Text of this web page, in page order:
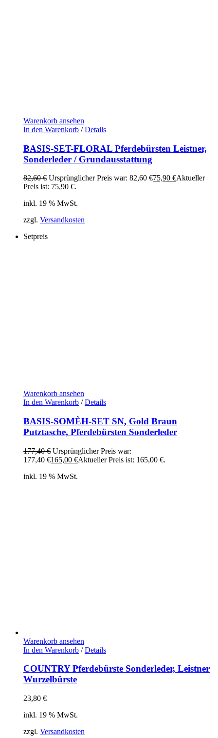
Warenkorb ansehen
In den Warenkorb / Details
BASIS-SET-FLORAL Pferdebürsten Leistner,
Sonderleder / Grundausstattung
82,60€ Ursprünglicher Preis war: 82,60 €75,90 €Aktueller
Preis ist: 75,90 €.
inkl. 19 % MwSt.
zzgl. Versandkosten
Setpreis
Warenkorb ansehen
In den Warenkorb / Details
BASIS-SOMÈH-SET SN, Gold Braun
Putztasche, Pferdebürsten Sonderleder
177,40€ Ursprünglicher Preis war:
177,40 €165,00 €Aktueller Preis ist: 165,00 €.
inkl. 19 % MwSt.
Warenkorb ansehen
In den Warenkorb / Details
COUNTRY Pferdebürste Sonderleder, Leistner
Wurzelbürste
23,80 €
inkl. 19 % MwSt.
zzgl. Versandkosten